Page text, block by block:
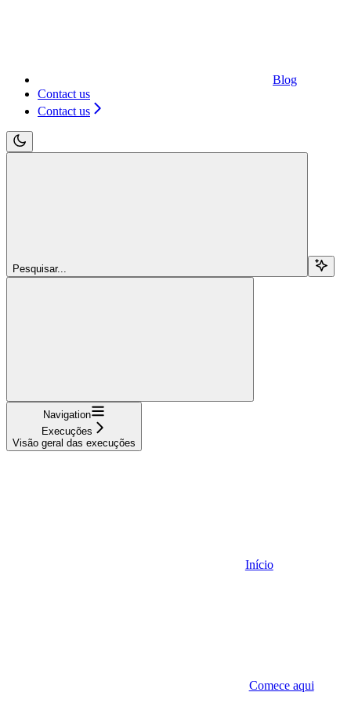
Blog
Contact us
Contact us
Pesquisar...
Navigation
Execuções
Visão geral das execuções
Início
Comece aqui